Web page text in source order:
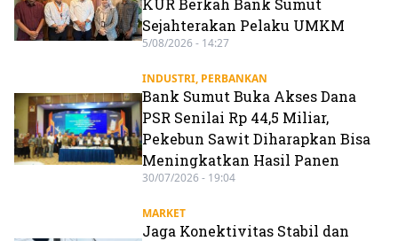
KUR Berkah Bank Sumut
Sejahterakan Pelaku UMKM
5/08/2026 - 14:27
INDUSTRI, PERBANKAN
Bank Sumut Buka Akses Dana
PSR Senilai Rp 44,5 Miliar,
Pekebun Sawit Diharapkan Bisa
Meningkatkan Hasil Panen
30/07/2026 - 19:04
MARKET
Jaga Konektivitas Stabil dan